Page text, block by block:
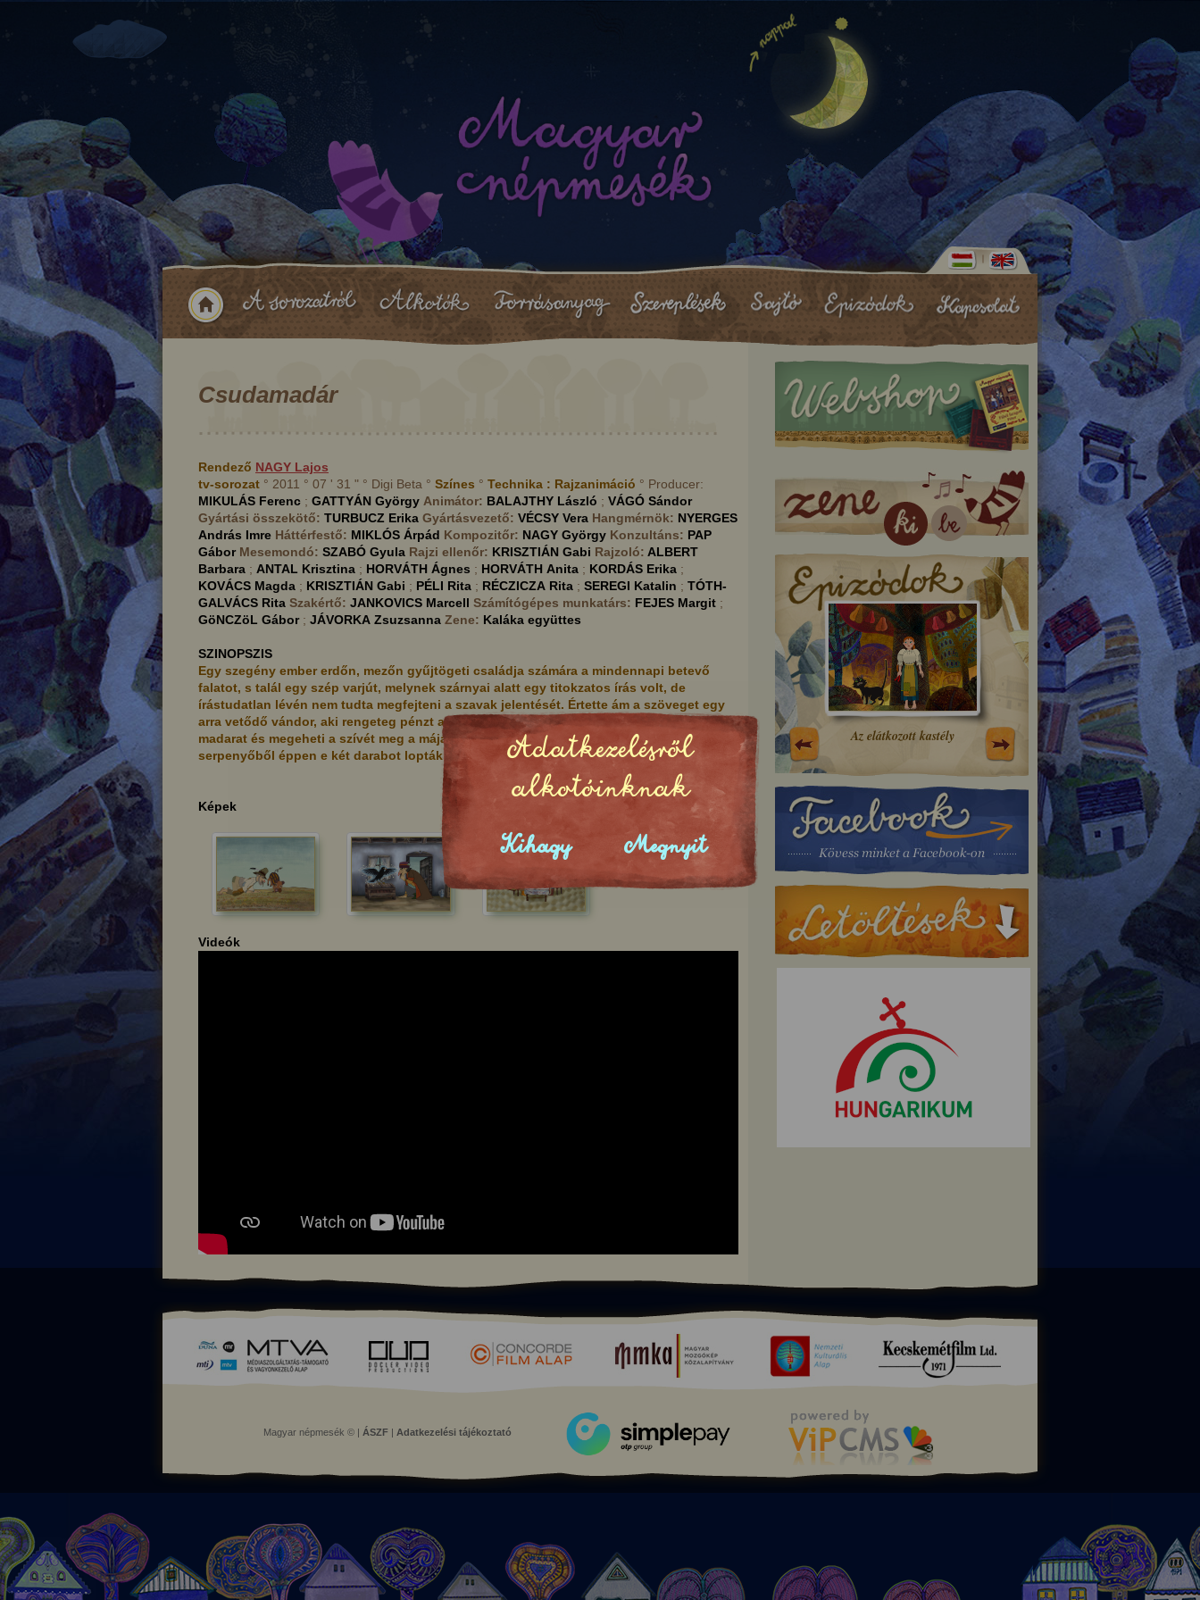
Csudamadár
Rendező NAGY Lajos
tv-sorozat ° 2011 ° 07 ' 31 " ° Digi Beta ° Színes ° Technika : Rajzanimáció ° Producer:
MIKULÁS Ferenc ; GATTYÁN György Animátor: BALAJTHY László ; VÁGÓ Sándor
Gyártási összekötő: TURBUCZ Erika Gyártásvezető: VÉCSY Vera Hangmérnök: NYERGES
András Imre Háttérfestő: MIKLÓS Árpád Kompozitőr: NAGY György Konzultáns: PAP
Gábor Mesemondó: SZABÓ Gyula Rajzi ellenőr: KRISZTIÁN Gabi Rajzoló: ALBERT
Barbara ; ANTAL Krisztina ; HORVÁTH Ágnes ; HORVÁTH Anita ; KORDÁS Erika ;
KOVÁCS Magda ; KRISZTIÁN Gabi ; PÉLI Rita ; RÉCZICZA Rita ; SEREGI Katalin ; TÓTH-
GALVÁCS Rita Szakértő: JANKOVICS Marcell Számítógépes munkatárs: FEJES Margit ;
GöNCZöL Gábor; JÁVORKA Zsuzsanna Zene: Kaláka együttes
SZINOPSZIS
Egy szegény ember erdőn, mezőn gyűjtögeti családja számára a mindennapi betevő
falatot, s talál egy szép varjút, melynek szárnyai alatt egy titokzatos írás volt, de
írástudatlan lévén nem tudta megfejteni a szavak jelentését. Értette ám a szöveget egy
arra vetődő vándor, aki rengeteg pénzt ajánlott a szegény embernek, ha megsüti neki a
madarat és megeheti a szívét meg a máját. A szegény ember éhes gyerekei a
serpenyőből éppen e két darabot lopták ki, így a madár szárnyai alatti titokzatos ...
Képek
Videók
A gazdag ember három fia Mészáros Gyuri
Egyszemű, kétszemű,
háromszemű
Az elátkozott kastély A szegény ember meg a
Magyar népmesék © | ÁSZF Adatkezelési tájékoztató
Adatkezelésről
alkotóinknak
Kihagy Megnyit